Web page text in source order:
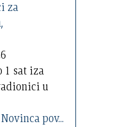
1 sat iza
u
pov...